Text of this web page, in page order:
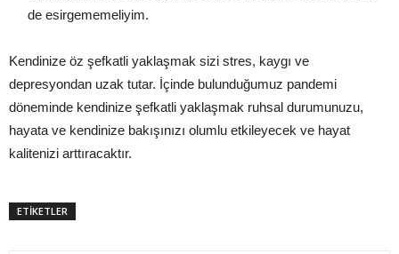
de esirgememeliyim.
Kendinize öz şefkatli yaklaşmak sizi stres, kaygı ve
depresyondan uzak tutar. İçinde bulunduğumuz pandemi
döneminde kendinize şefkatli yaklaşmak ruhsal durumunuzu,
hayata ve kendinize bakışınızı olumlu etkileyecek ve hayat
kalitenizi arttıracaktır.
ETİKETLER